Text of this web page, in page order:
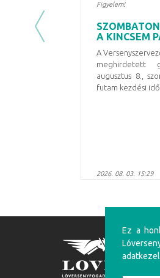
Figyelem!
A KINCSEM
A
meghirdetett
augusztus 8.,
futam kezdési
2026. 08. 03. 15:29
Previous
FIGYELEM!
A
Ez a